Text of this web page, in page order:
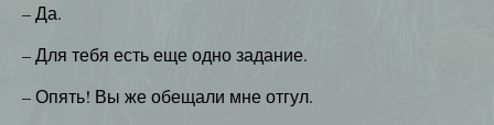
– Да.
– Для тебя есть еще одно задание.
– Опять! Вы же обещали мне отгул.